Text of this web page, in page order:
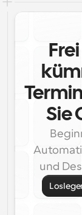
Sie
und